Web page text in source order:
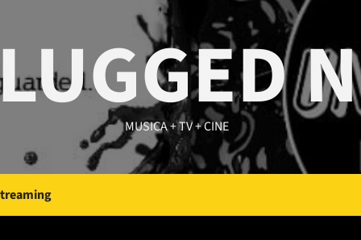
MUSICA + TV + CINE